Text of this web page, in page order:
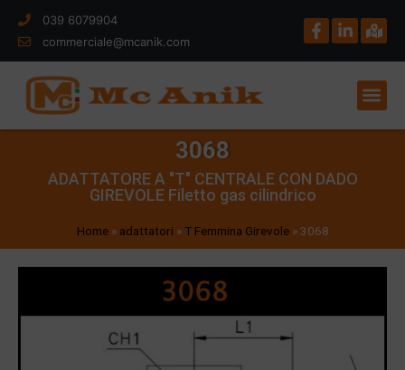
039 6079904
commerciale@mcanik.com
3068
ADATTATORE A "T" CENTRALE CON DADO
GIREVOLE Filetto gas cilindrico
Home» adattatori » T Femmina Girevole»3068